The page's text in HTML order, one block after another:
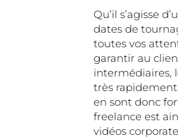
Qu’il s’agisse
dates de
toutes vos
garantir au
intermédiaires,
très
en sont donc
freelance est
vidéos